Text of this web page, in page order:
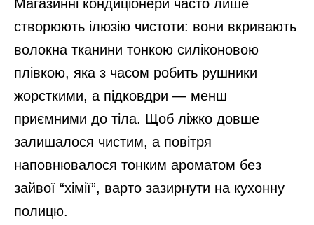
Магазинні кондиціонери часто лише
створюють ілюзію чистоти: вони вкривають
волокна тканини тонкою силіконовою
плівкою, яка з часом робить рушники
жорсткими, а підковдри — менш
приємними до тіла. Щоб ліжко довше
залишалося чистим, а повітря
наповнювалося тонким ароматом без
зайвої “хімії”, варто зазирнути на кухонну
полицю.